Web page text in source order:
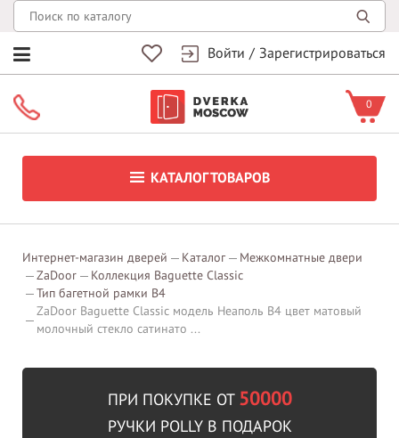
Войти / Зарегистрироваться
0
КАТАЛОГ ТОВАРОВ
Интернет-магазин дверей Каталог
Межкомнатные двери
ZaDoor
Коллекция Baguette Classic
Тип багетной рамки В4
ZaDoor Baguette Classic модель Неаполь В4 цвет матовый
молочный стекло сатинато ...
ПРИ ПОКУПКЕ ОТ 50000
РУЧКИ POLLY В ПОДАРОК